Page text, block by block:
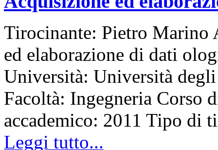
Tirocinante: Pietro
ed elaborazione di dati
Università: Università
Facoltà: Ingegneria Corso
accademico: 2011 Tipo
Leggi tutto...